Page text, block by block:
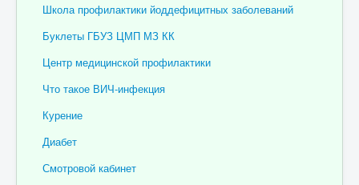
Контролирующие органы
Лекарственное обеспечение
Документы
Связаться с нами
Отзывы пациентов
Школа профилактики йоддефицитных заболеваний
Буклеты ГБУЗ ЦМП МЗ КК
Центр медицинской профилактики
Что такое ВИЧ-инфекция
Курение
Диабет
Смотровой кабинет